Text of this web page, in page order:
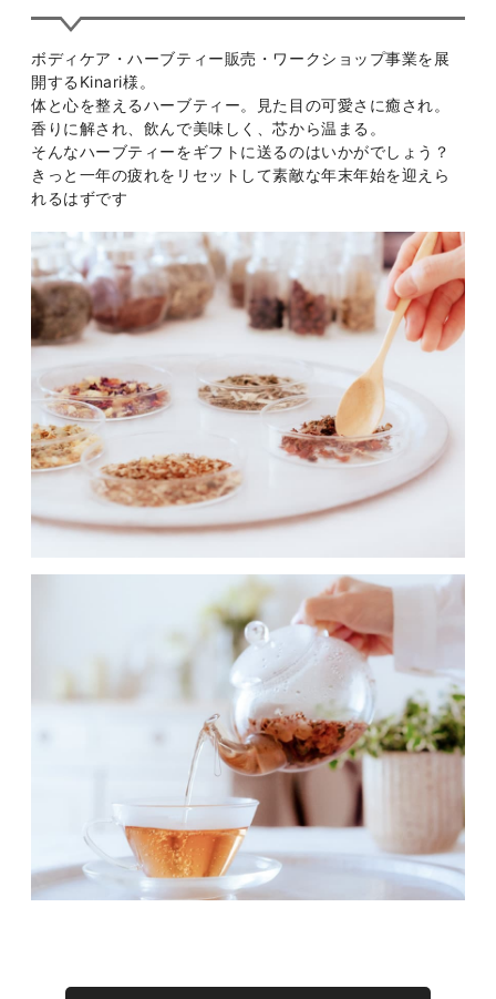
ボディケア・ハーブティー販売・ワークショップ事業を展
開するKinari様。
体と心を整えるハーブティー。見た目の可愛さに癒され。
香りに解され、飲んで美味しく、芯から温まる。
そんなハーブティーをギフトに送るのはいかがでしょう？
きっと一年の疲れをリセットして素敵な年末年始を迎えら
れるはずです